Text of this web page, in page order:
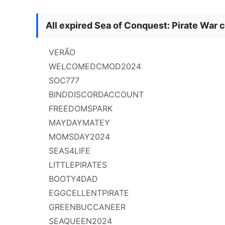
All expired Sea of Conquest: Pirate War
VERÃO
WELCOMEDCMOD2024
SOC777
BINDDISCORDACCOUNT
FREEDOMSPARK
MAYDAYMATEY
MOMSDAY2024
SEAS4LIFE
LITTLEPIRATES
BOOTY4DAD
EGGCELLENTPIRATE
GREENBUCCANEER
SEAQUEEN2024